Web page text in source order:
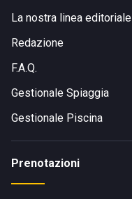
La nostra linea editoriale
Redazione
F.A.Q.
Gestionale Spiaggia
Gestionale Piscina
Prenotazioni